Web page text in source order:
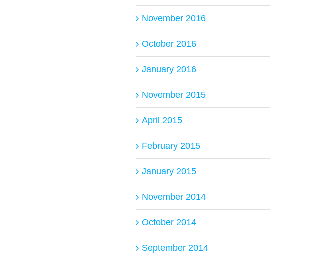
November 2016
October 2016
January 2016
November 2015
April 2015
February 2015
January 2015
November 2014
October 2014
September 2014